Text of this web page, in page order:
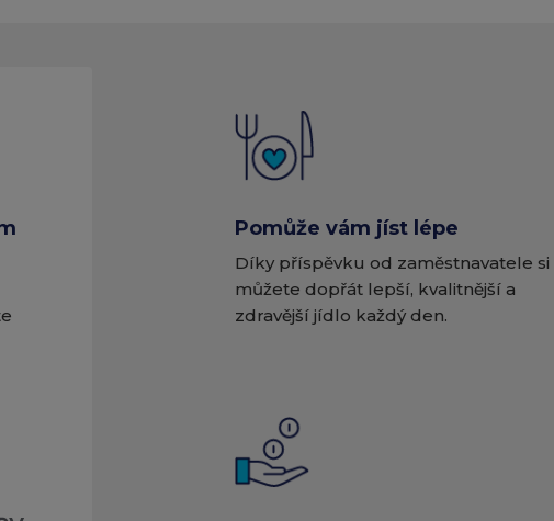
Pomůže vám jíst lépe
Díky příspěvku od zaměstnavatele si
můžete dopřát lepší, kvalitnější a
zdravější jídlo každý den.